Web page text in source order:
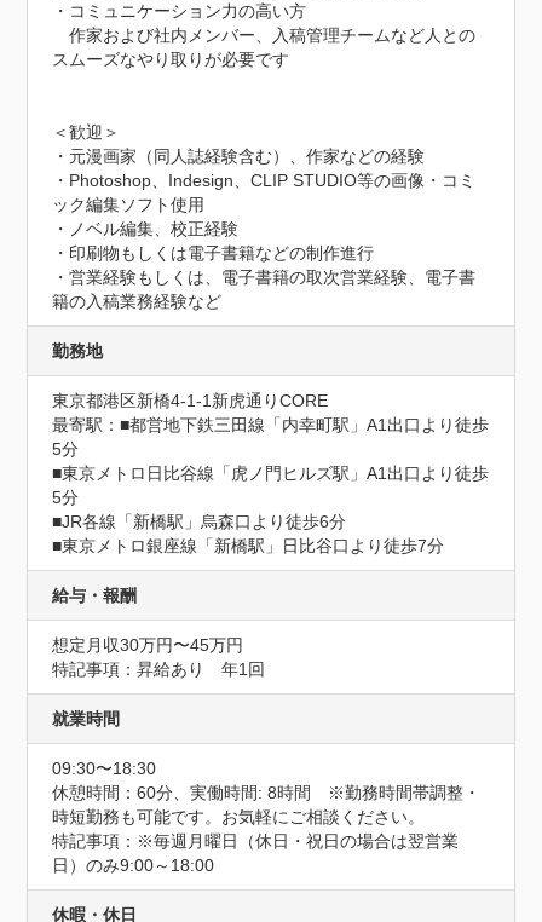
・コミュニケーション力の高い方
作家および社内メンバー、入稿管理チームなど人との
スムーズなやり取りが必要です
＜歓迎＞
・元漫画家（同人誌経験含む）、作家などの経験
・Photoshop、Indesign、CLIP STUDIO等の画像・コミ
ック編集ソフト使用
・ノベル編集、校正経験
・印刷物もしくは電子書籍などの制作進行
・営業経験もしくは、電子書籍の取次営業経験、電子書
籍の入稿業務経験など
勤務地
東京都港区新橋4-1-1新虎通りCORE
最寄駅：■都営地下鉄三⽥線「内幸町駅」A1出口より徒歩
5分
■東京メトロ日比谷線「虎ノ門ヒルズ駅」A1出口より徒歩
5分
■JR各線「新橋駅」烏森口より徒歩6分
■東京メトロ銀座線「新橋駅」日比谷口より徒歩7分
給与・報酬
想定月収30万円〜45万円
特記事項：昇給あり　年1回
就業時間
09:30〜18:30
休憩時間：60分、実働時間: 8時間　※勤務時間帯調整・
時短勤務も可能です。お気軽にご相談ください。
特記事項：※毎週月曜日（休日・祝日の場合は翌営業
日）のみ9:00～18:00
休暇・休日